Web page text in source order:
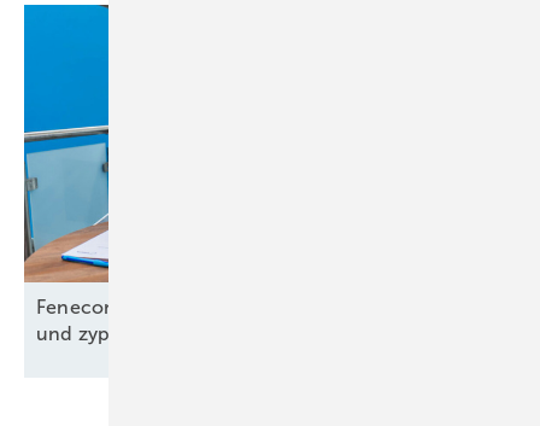
Fenecon: Mit Partnerschaft in den griechischen
und zypriotischen Speichermarkt